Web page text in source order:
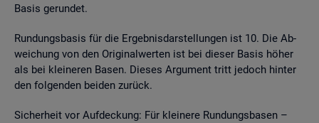
Basis ge­run­det.
Run­dungs­ba­sis für die Er­geb­nis­dar­stel­lun­gen ist 10. Die Ab­
wei­chung von den Ori­gi­nal­wer­ten ist bei die­ser Basis höher
als bei klei­ne­ren Basen. Die­ses Ar­gu­ment tritt je­doch hin­ter
den fol­gen­den bei­den zu­rück.
Si­cher­heit vor Auf­de­ckung: Für klei­ne­re Run­dungs­ba­sen –